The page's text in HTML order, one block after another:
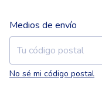
Entregas para el CP:
Medios de envío
No sé mi código postal